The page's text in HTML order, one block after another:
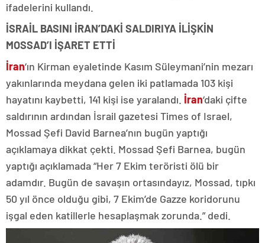
ifadelerini kullandı.
İSRAİL BASINI İRAN’DAKİ SALDIRIYA İLİŞKİN
MOSSAD’I İŞARET ETTİ
İran‘ın Kirman eyaletinde Kasım Süleymani’nin mezarı
yakınlarında meydana gelen iki patlamada 103 kişi
hayatını kaybetti, 141 kişi ise yaralandı. İran‘daki çifte
saldırının ardından İsrail gazetesi Times of Israel,
Mossad Şefi David Barnea’nın bugün yaptığı
açıklamaya dikkat çekti. Mossad Şefi Barnea, bugün
yaptığı açıklamada “Her 7 Ekim teröristi ölü bir
adamdır. Bugün de savaşın ortasındayız, Mossad, tıpkı
50 yıl önce olduğu gibi, 7 Ekim’de Gazze koridorunu
işgal eden katillerle hesaplaşmak zorunda.” dedi.